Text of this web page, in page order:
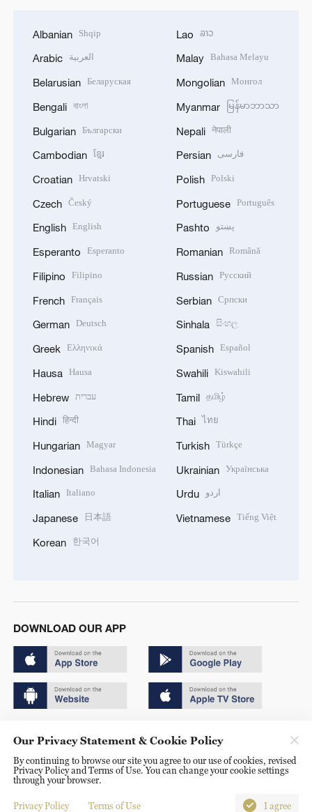
Albanian Shqip
Arabic العربية
Belarusian Беларуская
Bengali বাংলা
Bulgarian Български
Cambodian ខ្មែរ
Croatian Hrvatski
Czech Český
English English
Esperanto Esperanto
Filipino Filipino
French Français
German Deutsch
Greek Ελληνικά
Hausa Hausa
Hebrew עברית
Hindi हिन्दी
Hungarian Magyar
Indonesian Bahasa Indonesia
Italian Italiano
Japanese 日本語
Korean 한국어
Lao ລາວ
Malay Bahasa Melayu
Mongolian Монгол
Myanmar မြန်မာဘာသာ
Nepali नेपाली
Persian فارسی
Polish Polski
Portuguese Português
Pashto پښتو
Romanian Română
Russian Русский
Serbian Српски
Sinhala සිංහල
Spanish Español
Swahili Kiswahili
Tamil தமிழ்
Thai ไทย
Turkish Türkçe
Ukrainian Українська
Urdu اردو
Vietnamese Tiếng Việt
DOWNLOAD OUR APP
京ICP备20000184号
京公网安备 11010502050052号
Disinformation report hotline: 010-85061466
Our Privacy Statement & Cookie Policy
By continuing to browse our site you agree to our use of cookies, revised
Privacy Policy and Terms of Use. You can change your cookie settings
through your browser.
Privacy Policy Terms of Use I agree